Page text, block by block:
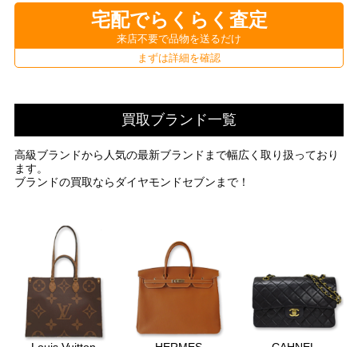
宅配でらくらく査定
来店不要で品物を送るだけ
まずは詳細を確認
買取ブランド一覧
高級ブランドから人気の最新ブランドまで幅広く取り扱っており
ます。
ブランドの買取ならダイヤモンドセブンまで！